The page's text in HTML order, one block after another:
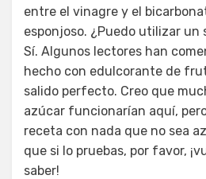
entre el vinagre y el
esponjoso. ¿Puedo utilizar
Sí. Algunos lectores han
hecho con edulcorante de
salido perfecto. Creo que
azúcar funcionarían aquí,
receta con nada que no sea
que si lo pruebas, por favor,
saber!